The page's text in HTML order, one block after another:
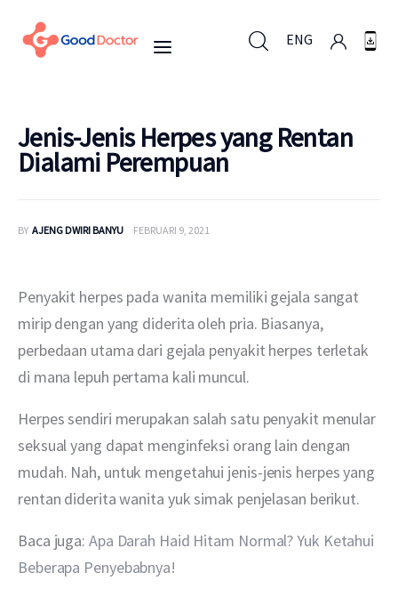
ENG
ENG
Mengapa Good Doctor
Berita
Layanan
Jenis-Jenis Herpes yang Rentan
Dialami Perempuan
BY AJENG DWIRI BANYU FEBRUARI 9, 2021
Penyakit herpes pada wanita memiliki gejala sangat
mirip dengan yang diderita oleh pria. Biasanya,
perbedaan utama dari gejala penyakit herpes terletak
di mana lepuh pertama kali muncul.
Herpes sendiri merupakan salah satu penyakit menular
seksual yang dapat menginfeksi orang lain dengan
mudah. Nah, untuk mengetahui jenis-jenis herpes yang
rentan diderita wanita yuk simak penjelasan berikut.
Baca juga: Apa Darah Haid Hitam Normal? Yuk Ketahui
Beberapa Penyebabnya!